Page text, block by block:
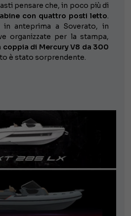
pensare che, in poco più di
con quattro posti letto.
anteprima a Soverato, in
organizzate per la stampa,
coppia di Mercury V8 da 300
è stato sorprendente.